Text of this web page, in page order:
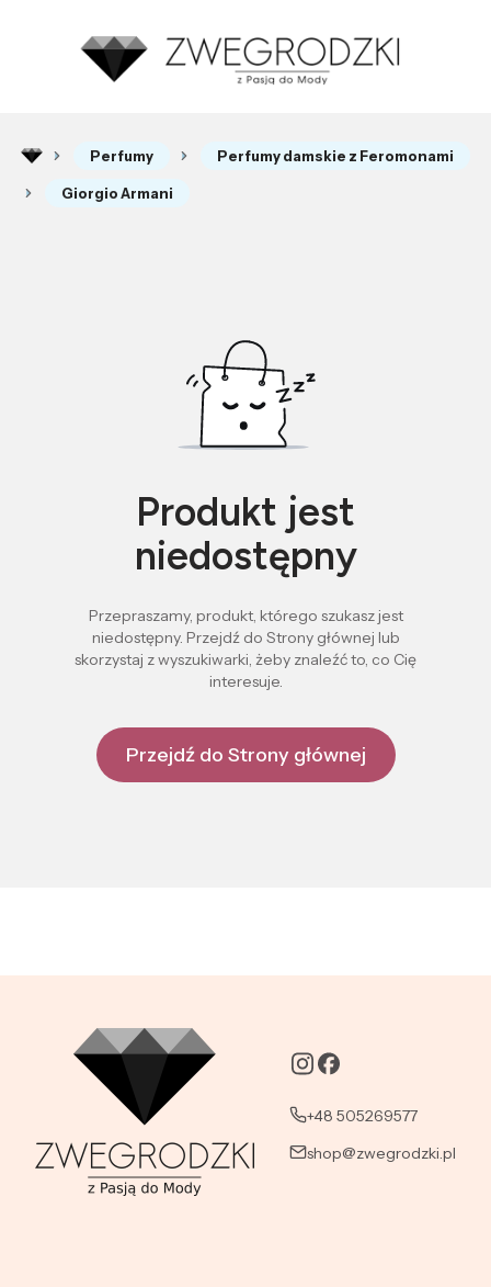
Perfumy Perfumy damskie z Feromonami
Giorgio Armani
Produkt jest
niedostępny
Przepraszamy, produkt, którego szukasz jest
niedostępny. Przejdź do Strony głównej lub
skorzystaj z wyszukiwarki, żeby znaleźć to, co Cię
interesuje.
Przejdź do Strony głównej
+48 505269577
shop@zwegrodzki.pl